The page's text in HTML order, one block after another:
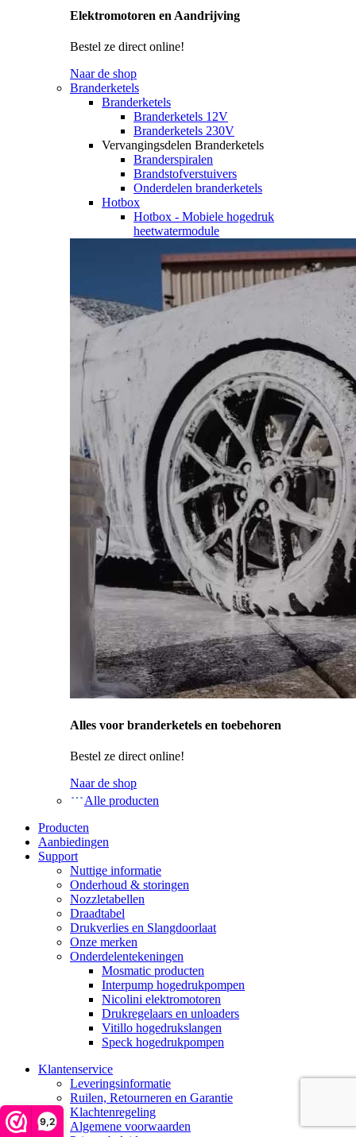
9,2
Elektromotoren en Aandrijving
Bestel ze direct online!
Naar de shop
Branderketels
Branderketels
Branderketels 12V
Branderketels 230V
Vervangingsdelen Branderketels
Branderspiralen
Brandstofverstuivers
Onderdelen branderketels
Hotbox
Hotbox - Mobiele hogedruk
heetwatermodule
Alles voor branderketels en toebehoren
Bestel ze direct online!
Naar de shop
Alle producten
Producten
Aanbiedingen
Support
Nuttige informatie
Onderhoud & storingen
Nozzletabellen
Draadtabel
Drukverlies en Slangdoorlaat
Onze merken
Onderdelentekeningen
Mosmatic producten
Interpump hogedrukpompen
Nicolini elektromotoren
Drukregelaars en unloaders
Vitillo hogedrukslangen
Speck hogedrukpompen
Klantenservice
Leveringsinformatie
Ruilen, Retourneren en Garantie
Klachtenregeling
Algemene voorwaarden